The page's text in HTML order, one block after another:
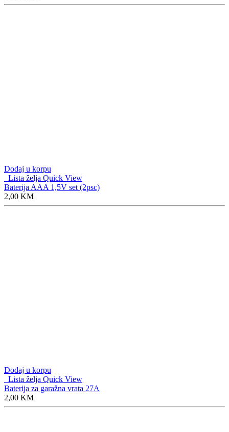
Dodaj u korpu
Lista želja Quick View
Baterija AAA 1,5V set (2psc)
2,00 KM
Dodaj u korpu
Lista želja Quick View
Baterija za garažna vrata 27A
2,00 KM